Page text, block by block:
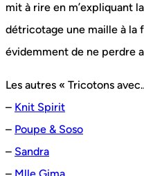
mit à rire en m’expliquant
détricotage une maille à la
évidemment de ne perdre
Les autres « Tricotons
– Knit Spirit
– Poupe & Soso
– Sandra